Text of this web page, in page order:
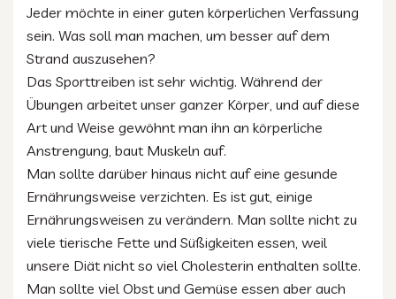
Jeder möchte in einer guten körperlichen Verfassung
sein. Was soll man machen, um besser auf dem
Strand auszusehen?
Das Sporttreiben ist sehr wichtig. Während der
Übungen arbeitet unser ganzer Körper, und auf diese
Art und Weise gewöhnt man ihn an körperliche
Anstrengung, baut Muskeln auf.
Man sollte darüber hinaus nicht auf eine gesunde
Ernährungsweise verzichten. Es ist gut, einige
Ernährungsweisen zu verändern. Man sollte nicht zu
viele tierische Fette und Süßigkeiten essen, weil
unsere Diät nicht so viel Cholesterin enthalten sollte.
Man sollte viel Obst und Gemüse essen aber auch